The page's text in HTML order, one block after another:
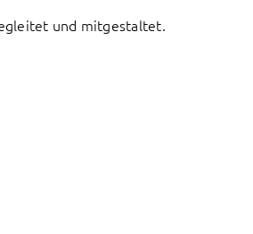
und mitgestaltet.